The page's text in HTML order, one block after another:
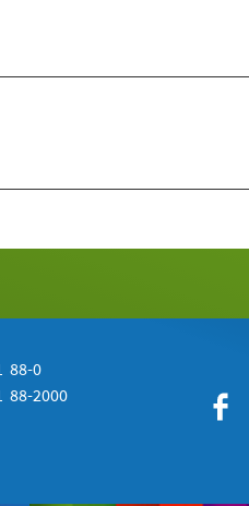
88-0
88-2000